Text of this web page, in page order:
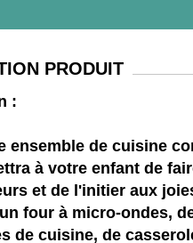
PRODUIT
:
ensemble de cuisine
à votre enfant de
et de l'initier aux
four à micro-ondes,
de cuisine, de